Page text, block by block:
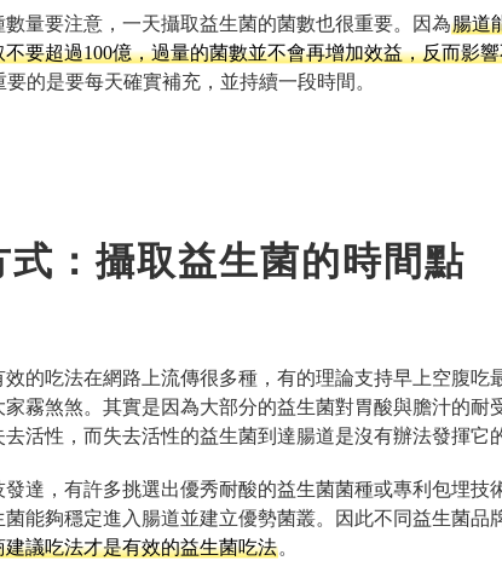
量要注意，一天攝取益生菌的菌數也很重要。因為腸道
要超過100億，過量的菌數並不會再增加效益，反而影
要的是要每天確實補充，並持續一段時間。
式：攝取益生菌的時間點
的吃法在網路上流傳很多種，有的理論支持早上空腹吃
家霧煞煞。其實是因為大部分的益生菌對胃酸與膽汁的耐
活性，而失去活性的益生菌到達腸道是沒有辦法發揮它
達，有許多挑選出優秀耐酸的益生菌菌種或專利包埋技
能夠穩定進入腸道並建立優勢菌叢。因此不同益生菌品
建議吃法才是有效的益生菌吃法。